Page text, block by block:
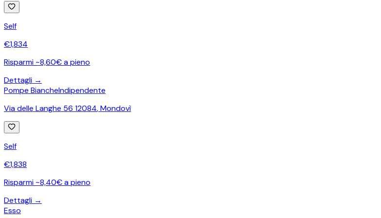
Self
€1,834
Risparmi ~8,60€ a pieno
Dettagli →
Pompe BiancheIndipendente
Via delle Langhe 56 12084,Mondovì
Self
€1,838
Risparmi ~8,40€ a pieno
Dettagli →
Esso